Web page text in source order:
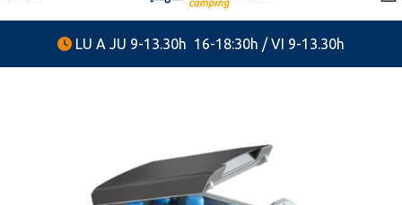
LU A JU 9-13.30h 16-18:30h / VI 9-13.30h